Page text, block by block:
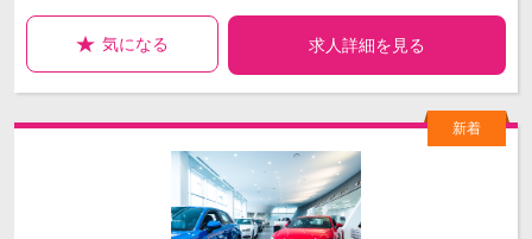
気になる 求人詳細を見る